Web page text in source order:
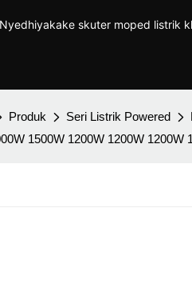
skuter moped listrik
Produk Seri Listrik Powered
1500W 1200W 1200W 1200W